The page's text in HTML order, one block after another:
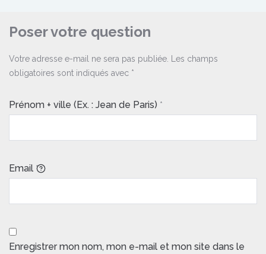
Poser votre question
Votre adresse e-mail ne sera pas publiée. Les champs
obligatoires sont indiqués avec *
Prénom + ville (Ex. : Jean de Paris) *
Email *
Enregistrer mon nom, mon e-mail et mon site dans le